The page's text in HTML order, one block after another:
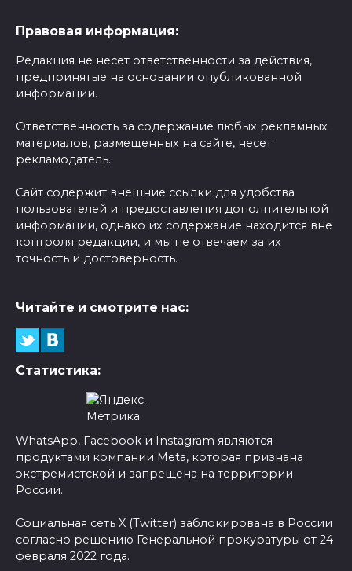
Правовая информация:
Редакция не несет ответственности за действия,
предпринятые на основании опубликованной
информации.
Ответственность за содержание любых рекламных
материалов, размещенных на сайте, несет
рекламодатель.
Сайт содержит внешние ссылки для удобства
пользователей и предоставления дополнительной
информации, однако их содержание находится вне
контроля редакции, и мы не отвечаем за их
точность и достоверность.
Читайте и смотрите нас:
Статистика:
WhatsApp, Facebook и Instagram являются
продуктами компании Meta, которая признана
экстремистской и запрещена на территории
России.
Социальная сеть X (Twitter) заблокирована в России
согласно решению Генеральной прокуратуры от 24
февраля 2022 года.